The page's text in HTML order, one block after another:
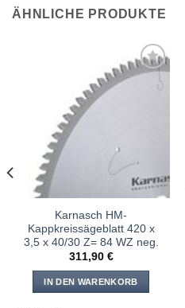
ÄHNLICHE PRODUKTE
Karnasch HM-
Kappkreissägeblatt 420 x
3,5 x 40/30 Z= 84 WZ neg.
311,90 €
IN DEN WARENKORB